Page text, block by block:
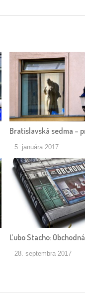
Bratislavská sedma –
5. januára 2017
Ľubo Stacho:
28. septembra 2017